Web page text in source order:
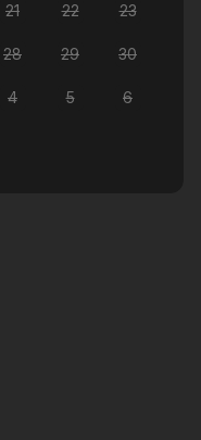
21 22 23
28 29 30
4 5 6